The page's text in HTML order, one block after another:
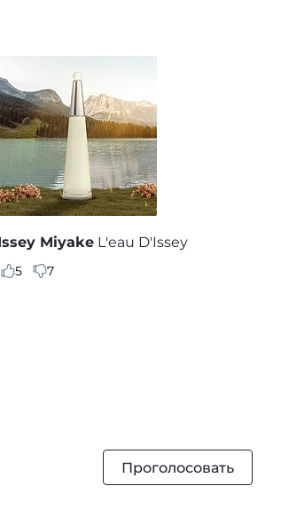
Miyake L'eau D'Issey
5 7
Проголосовать